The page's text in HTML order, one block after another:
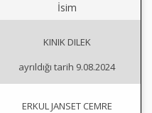
İsim
KINIK DILEK
ayrıldığı tarih 9.08.2024
ERKUL JANSET CEMRE